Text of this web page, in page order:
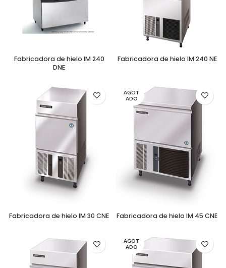
Fabricadora de hielo IM 240
DNE
Fabricadora de hielo IM 240 NE
Fabricadora de hielo IM 30 CNE
AGOT
ADO
Fabricadora de hielo IM 45 CNE
AGOT
ADO